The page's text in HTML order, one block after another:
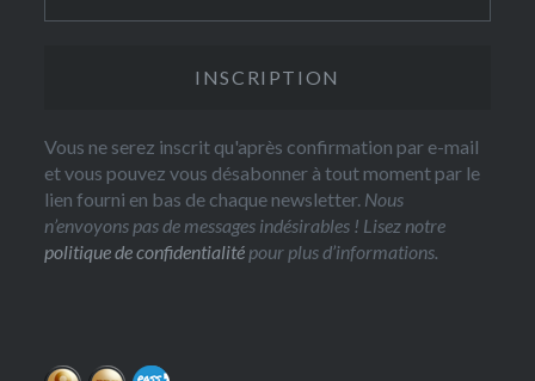
Vous ne serez inscrit qu'après confirmation par e-mail
et vous pouvez vous désabonner à tout moment par le
lien fourni en bas de chaque newsletter. Nous
n’envoyons pas de messages indésirables ! Lisez notre
politique de confidentialité pour plus d’informations.